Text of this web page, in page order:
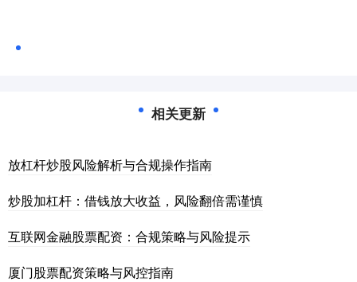
相关更新
放杠杆炒股风险解析与合规操作指南
炒股加杠杆：借钱放大收益，风险翻倍需谨慎
互联网金融股票配资：合规策略与风险提示
厦门股票配资策略与风控指南